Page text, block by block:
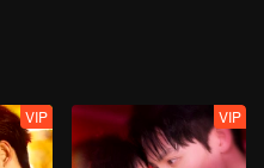
VIP VIP